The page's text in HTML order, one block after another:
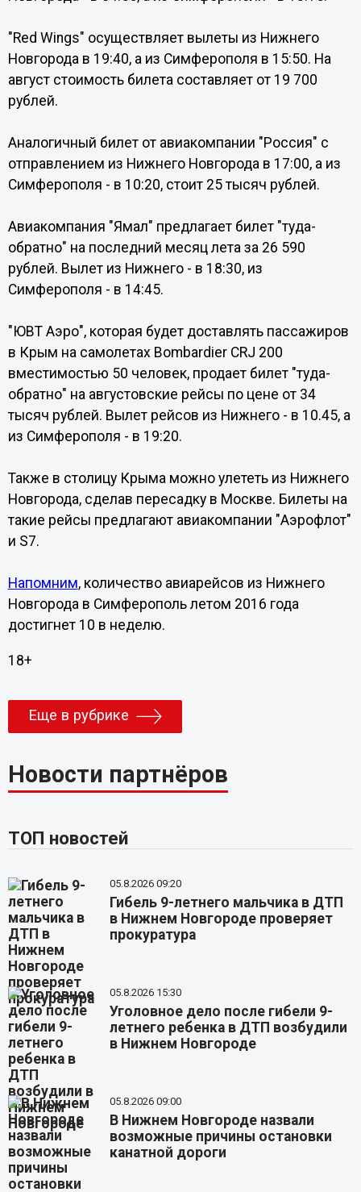
"Red Wings" осуществляет вылеты из Нижнего
Новгорода в 19:40, а из Симферополя в 15:50. На
август стоимость билета составляет от 19 700
рублей.
Аналогичный билет от авиакомпании "Россия" с
отправлением из Нижнего Новгорода в 17:00, а из
Симферополя - в 10:20, стоит 25 тысяч рублей.
Авиакомпания "Ямал" предлагает билет "туда-
обратно" на последний месяц лета за 26 590
рублей. Вылет из Нижнего - в 18:30, из
Симферополя - в 14:45.
"ЮВТ Аэро", которая будет доставлять пассажиров
в Крым на самолетах Bombardier CRJ 200
вместимостью 50 человек, продает билет "туда-
обратно" на августовские рейсы по цене от 34
тысяч рублей. Вылет рейсов из Нижнего - в 10.45, а
из Симферополя - в 19:20.
Также в столицу Крыма можно улететь из Нижнего
Новгорода, сделав пересадку в Москве. Билеты на
такие рейсы предлагают авиакомпании "Аэрофлот"
и S7.
Напомним, количество авиарейсов из Нижнего
Новгорода в Симферополь летом 2016 года
достигнет 10 в неделю.
18+
Еще в рубрике
Новости партнёров
ТОП новостей
05.8.2026 09:20
Гибель 9-летнего мальчика в ДТП
в Нижнем Новгороде проверяет
прокуратура
05.8.2026 15:30
Уголовное дело после гибели 9-
летнего ребенка в ДТП возбудили
в Нижнем Новгороде
05.8.2026 09:00
В Нижнем Новгороде назвали
возможные причины остановки
канатной дороги